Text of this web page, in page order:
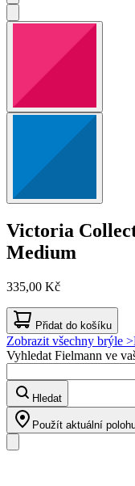
Victoria
Medium
335,00 Kč
Přidat do košíku
Zobrazit všechny brýle >
Vyhledat Fielmann ve
Hledat
Použít aktuální